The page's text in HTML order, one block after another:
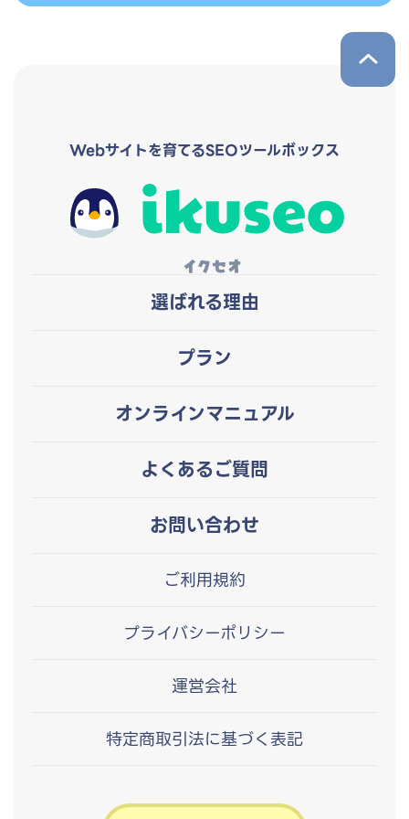
Webサイトを育てるSEOツールボックス
選ばれる理由
プラン
オンラインマニュアル
よくあるご質問
お問い合わせ
ご利用規約
プライバシーポリシー
運営会社
特定商取引法に基づく表記